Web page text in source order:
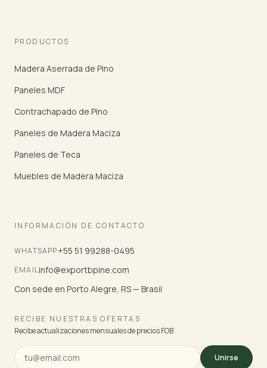
PRODUCTOS
Madera Aserrada de Pino
Paneles MDF
Contrachapado de Pino
Paneles de Madera Maciza
Paneles de Teca
Muebles de Madera Maciza
INFORMACIÓN DE CONTACTO
WHATSAPP+55 51 99288-0495
EMAILinfo@exportbpine.com
Con sede en Porto Alegre, RS — Brasil
RECIBE NUESTRAS OFERTAS
Recibe actualizaciones mensuales de precios FOB
Unirse